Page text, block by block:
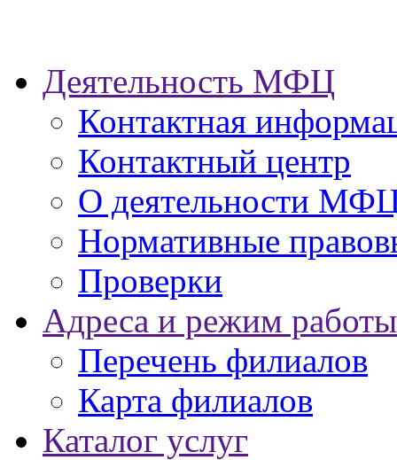
Деятельность МФЦ
Контактная
Контактный центр
О деятельности
Нормативные
Проверки
Адреса и режим работы
Перечень филиалов
Карта филиалов
Каталог услуг